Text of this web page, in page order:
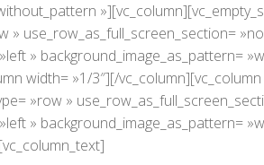
» use_row_as_full_screen_section=
» background_image_as_pattern=
width= »1/3″][/
»row »
» background_image_as_pattern=